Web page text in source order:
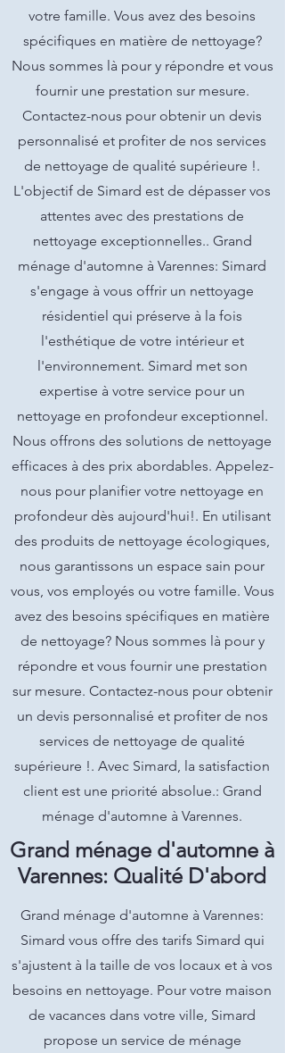
votre famille. Vous avez des besoins
spécifiques en matière de nettoyage?
Nous sommes là pour y répondre et vous
fournir une prestation sur mesure.
Contactez-nous pour obtenir un devis
personnalisé et profiter de nos services
de nettoyage de qualité supérieure !.
L'objectif de Simard est de dépasser vos
attentes avec des prestations de
nettoyage exceptionnelles.. Grand
ménage d'automne à Varennes: Simard
s'engage à vous offrir un nettoyage
résidentiel qui préserve à la fois
l'esthétique de votre intérieur et
l'environnement. Simard met son
expertise à votre service pour un
nettoyage en profondeur exceptionnel.
Nous offrons des solutions de nettoyage
efficaces à des prix abordables. Appelez-
nous pour planifier votre nettoyage en
profondeur dès aujourd'hui!. En utilisant
des produits de nettoyage écologiques,
nous garantissons un espace sain pour
vous, vos employés ou votre famille. Vous
avez des besoins spécifiques en matière
de nettoyage? Nous sommes là pour y
répondre et vous fournir une prestation
sur mesure. Contactez-nous pour obtenir
un devis personnalisé et profiter de nos
services de nettoyage de qualité
supérieure !. Avec Simard, la satisfaction
client est une priorité absolue.: Grand
ménage d'automne à Varennes.
Grand ménage d'automne à
Varennes: Qualité D'abord
Grand ménage d'automne à Varennes:
Simard vous offre des tarifs Simard qui
s'ajustent à la taille de vos locaux et à vos
besoins en nettoyage. Pour votre maison
de vacances dans votre ville, Simard
propose un service de ménage